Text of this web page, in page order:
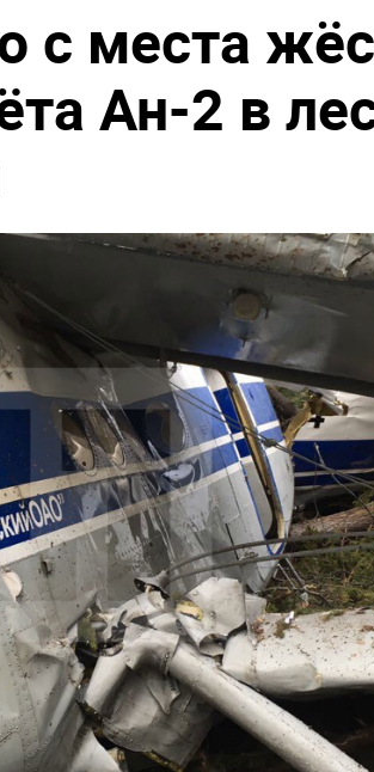
с места
Ан-2 в